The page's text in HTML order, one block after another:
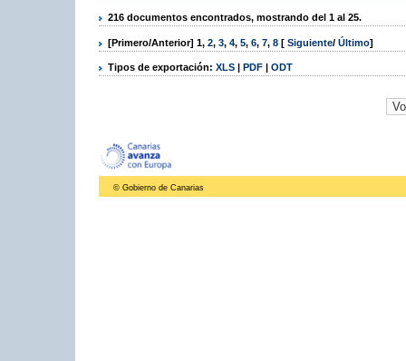
216 documentos encontrados, mostrando del 1 al 25.
[Primero/Anterior] 1, 2, 3, 4, 5, 6, 7, 8 [ Siguiente/ Último]
Tipos de exportación: XLS | PDF | ODT
© Gobierno de Canarias